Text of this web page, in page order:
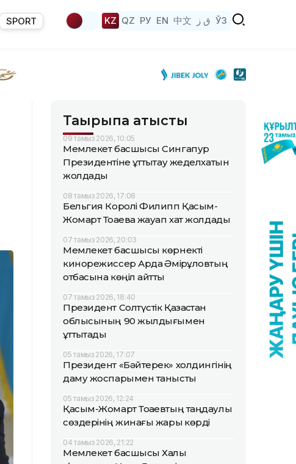
SPORT KZ QZ РУ EN 中文 ق ز ЎЗ
Тақырыпқа қатысты
09 тамыз 2026, 10:05
Мемлекет басшысы Сингапур
Президентіне құттықтау жеделхатын
жолдады
08 тамыз 2026, 17:08
Бельгия Королі Филипп Қасым-
Жомарт Тоқаевқа жауап хат жолдады
07 тамыз 2026, 20:03
Мемлекет басшысы көрнекті
кинорежиссер Ардақ Әмірқұловтың
отбасына көңіл айтты
07 тамыз 2026, 18:40
Президент Солтүстік Қазақстан
облысының 90 жылдығымен
құттықтады
05 тамыз 2026, 17:07
Президент «Бәйтерек» холдингінің
даму жоспарымен танысты
05 тамыз 2026, 12:24
Қасым-Жомарт Тоқаевтың таңдаулы
сөздерінің жинағы жарық көрді
04 тамыз 2026, 21:22
Мемлекет басшысы Халық